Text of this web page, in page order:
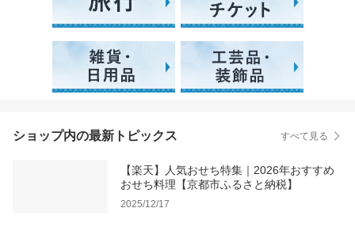
ショップ内の最新トピックス すべて見る
【楽天】人気おせち特集｜2026年おすすめ
おせち料理【京都市ふるさと納税】
2025/12/17